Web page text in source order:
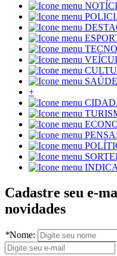
SAÚDE
+
Cadastre seu e-
novidades
*Nome: